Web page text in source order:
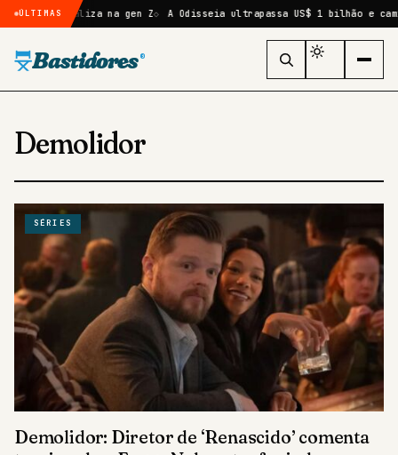
ÚLTIMAS
e viraliza na gen Z A Odisseia ultrapassa US$ 1 bilhão e caminha
Bastidores ®
Demolidor
SÉRIES
Demolidor: Diretor de ‘Renascido’ comenta